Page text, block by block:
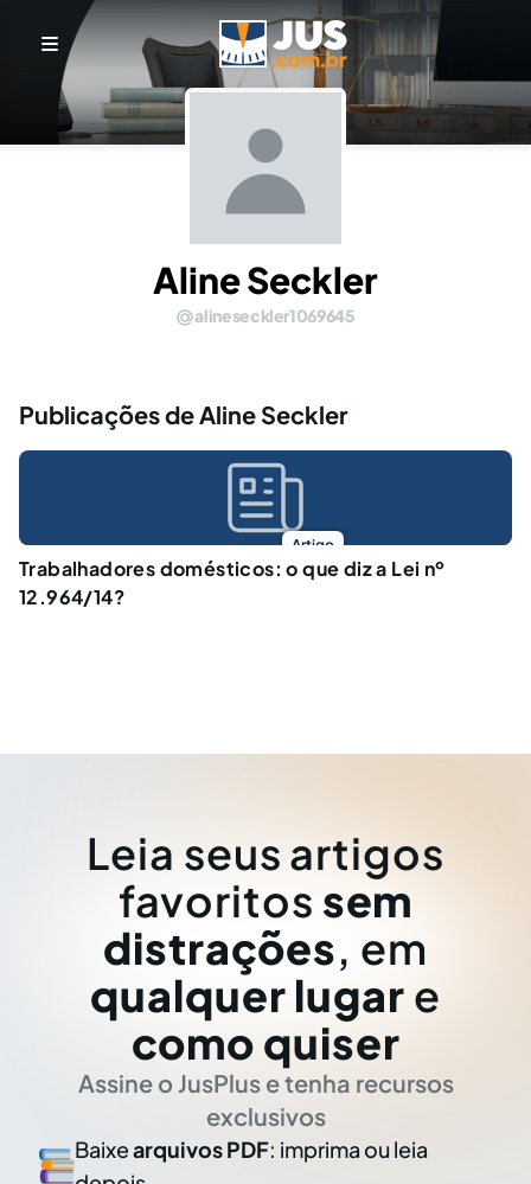
Aline Seckler
alineseckler1069645
Publicações de Aline Seckler
Artigo
Trabalhadores domésticos: o que diz a Lei nº
12.964/14?
Leia seus artigos
favoritos sem
distrações, em
qualquer lugar e
como quiser
Assine o JusPlus e tenha recursos
exclusivos
Baixearquivos PDF: imprima ou leia